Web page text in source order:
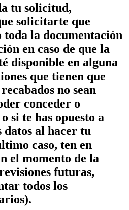
tu solicitud,
solicitarte que
toda la documentación
en caso de que la
disponible en alguna
que tienen que
no sean
conceder o
si te has opuesto a
datos al hacer tu
caso, ten en
el momento de la
futuras,
todos los